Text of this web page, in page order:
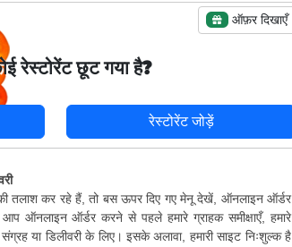
ऑफ़र दिखाएँ
रेस्टोरेंट छूट गया है?
रेस्टोरेंट जोड़ें
तलाश कर रहे हैं, तो बस ऊपर दिए गए मेनू देखें, ऑनलाइन ऑर्डर
ऑनलाइन ऑर्डर करने से पहले हमारे ग्राहक समीक्षाएँ, हमारे
या डिलीवरी के लिए। इसके अलावा, हमारी साइट निःशुल्क है